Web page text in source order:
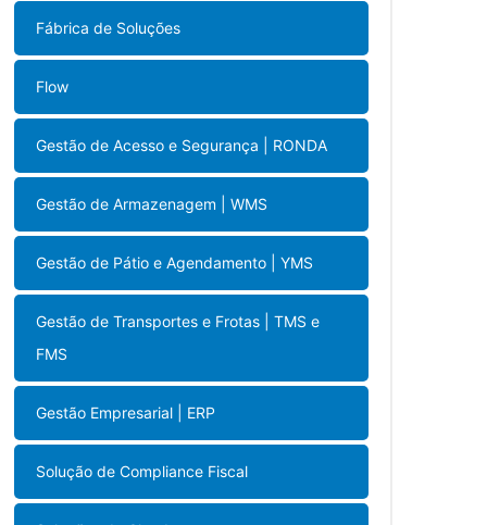
Fábrica de Soluções
Flow
Gestão de Acesso e Segurança | RONDA
Gestão de Armazenagem | WMS
Gestão de Pátio e Agendamento | YMS
Gestão de Transportes e Frotas | TMS e
FMS
Gestão Empresarial | ERP
Solução de Compliance Fiscal